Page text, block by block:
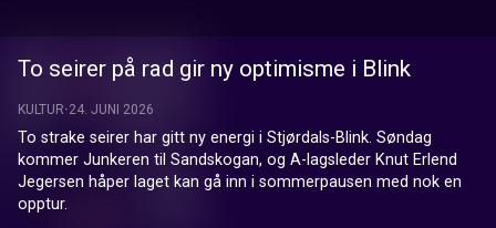
To seirer på rad gir ny optimisme i Blink
KULTUR 24. JUNI 2026
To strake seirer har gitt ny energi i Stjørdals-Blink. Søndag
kommer Junkeren til Sandskogan, og A-lagsleder Knut Erlend
Jegersen håper laget kan gå inn i sommerpausen med nok en
opptur.